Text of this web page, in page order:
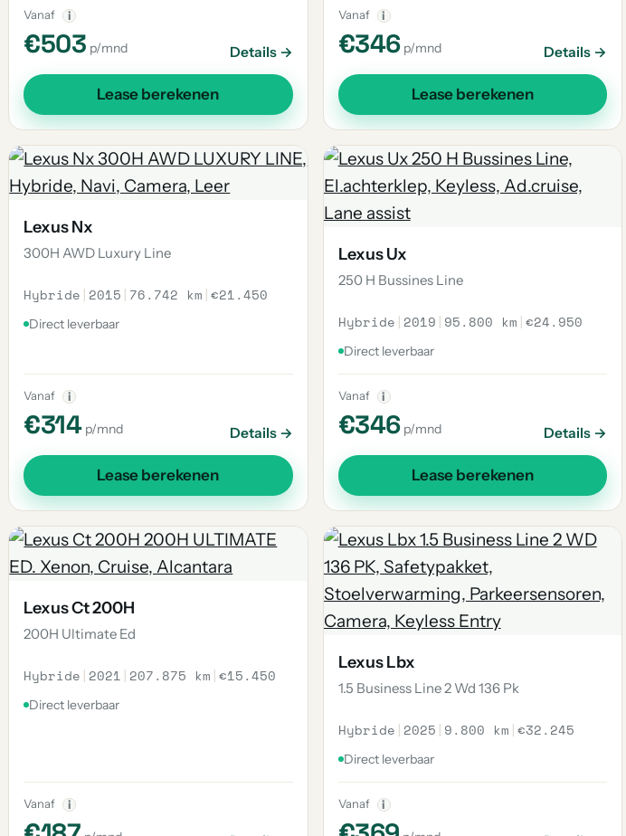
Vanaf i
€503 p/mnd Details →
Lease berekenen
Vanaf i
€346 p/mnd Details →
Lease berekenen
Lexus Nx
300H AWD Luxury Line
Hybride | 2015 | 76.742 km |€21.450
Direct leverbaar
Vanaf i
€314 p/mnd Details →
Lease berekenen
Lexus Ux
250 H Bussines Line
Hybride | 2019 | 95.800 km |€24.950
Direct leverbaar
Vanaf i
€346 p/mnd Details →
Lease berekenen
Lexus Ct 200H
200H Ultimate Ed
Hybride | 2021 | 207.875 km |€15.450
Direct leverbaar
Vanaf i
Lexus Lbx
1.5 Business Line 2 Wd 136 Pk
Hybride | 2025 | 9.800 km |€32.245
Direct leverbaar
Vanaf i